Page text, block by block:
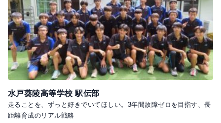
水戸葵陵高等学校 駅伝部
走ることを、ずっと好きでいてほしい。3年間故障ゼロを目指す、長
距離育成のリアル戦略